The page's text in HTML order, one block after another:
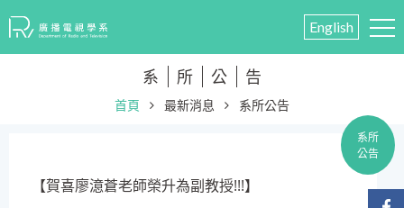
English
系 所 公 告
首頁 最新消息 系所公告
系所
公告
​【賀喜廖澺蒼老師榮升為副教授!!!】